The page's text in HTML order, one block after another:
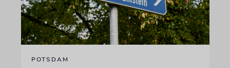
POTSDAM